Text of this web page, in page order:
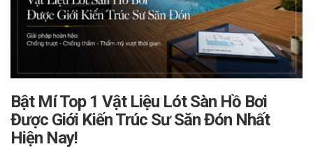
Bật Mí Top 1 Vật Liệu Lót Sàn Hồ Bơi
Được Giới Kiến Trúc Sư Săn Đón Nhất
Hiện Nay!